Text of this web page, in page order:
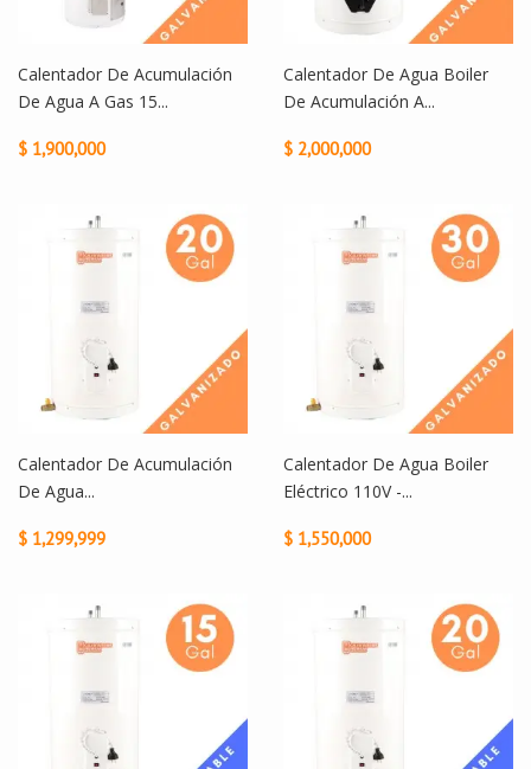
Calentador De Acumulación
De Agua A Gas 15...
$ 1,900,000
Calentador De Agua Boiler
De Acumulación A...
$ 2,000,000
Calentador De Acumulación
De Agua...
$ 1,299,999
Calentador De Agua Boiler
Eléctrico 110V -...
$ 1,550,000